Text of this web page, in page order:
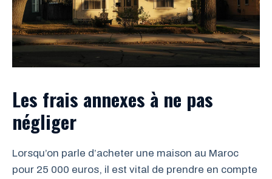
Les frais annexes à ne pas
négliger
Lorsqu’on parle d’acheter une maison au Maroc
pour 25 000 euros, il est vital de prendre en compte